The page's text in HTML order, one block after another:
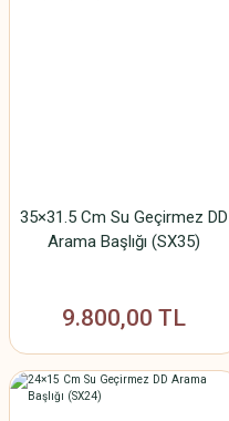
35×31.5 Cm Su Geçirmez DD
Arama Başlığı (SX35)
9.800,00 TL